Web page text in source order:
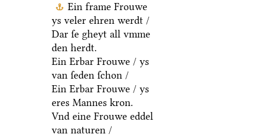
Ein frame Frouwe
ys veler ehren werdt /
Dar ſe gheyt all vmme
den herdt.
Ein Erbar Frouwe / ys
van ſeden ſchon /
Ein Erbar Frouwe / ys
eres Mannes kron.
Vnd eine Frouwe eddel
van naturen /